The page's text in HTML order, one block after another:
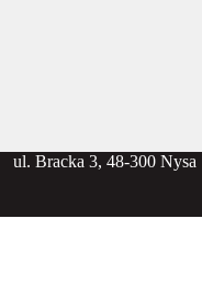
ul. Bracka 3, 48-300 Nysa